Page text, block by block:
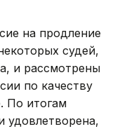
на продление
судей,
и рассмотрены
по качеству
По итогам
удовлетворена,